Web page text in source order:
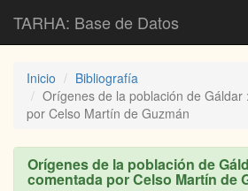
TARHA: Base de Datos
Inicio
Bibliografía
Orígenes de la población de
por Celso Martín de Guzmán
Orígenes de la población de
comentada por Celso Martín de